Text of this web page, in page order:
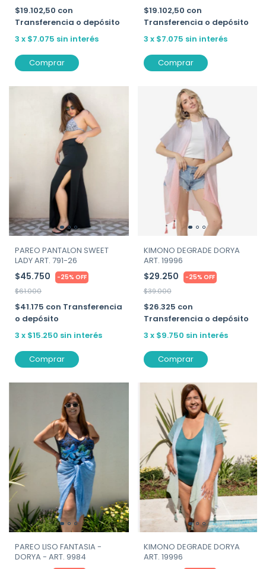
$19.102,50 con
Transferencia o depósito
3 x $7.075 sin interés
Comprar
$19.102,50 con
Transferencia o depósito
3 x $7.075 sin interés
Comprar
PAREO PANTALON SWEET
LADY ART. 791-26
$45.750 -25% OFF
$61.000
$41.175 con Transferencia
o depósito
3 x $15.250 sin interés
Comprar
KIMONO DEGRADE DORYA
ART. 19996
$29.250 -25% OFF
$39.000
$26.325 con
Transferencia o depósito
3 x $9.750 sin interés
Comprar
PAREO LISO FANTASIA -
DORYA - ART. 9984
KIMONO DEGRADE DORYA
ART. 19996